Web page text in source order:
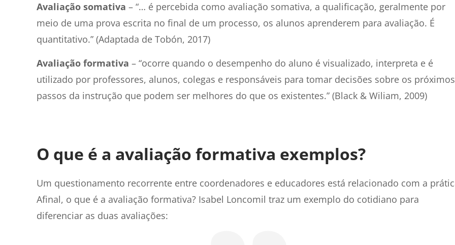
Avaliação somativa – “… é percebida como avaliação somativa, a qualificação, geralmente por
meio de uma prova escrita no final de um processo, os alunos aprenderem para avaliação. É
quantitativo.” (Adaptada de Tobón, 2017)
Avaliação formativa – “ocorre quando o desempenho do aluno é visualizado, interpreta e é
utilizado por professores, alunos, colegas e responsáveis para tomar decisões sobre os próximos
passos da instrução que podem ser melhores do que os existentes.” (Black & Wiliam, 2009)
O que é a avaliação formativa exemplos?
Um questionamento recorrente entre coordenadores e educadores está relacionado com a
Afinal, o que é a avaliação formativa? Isabel Loncomil traz um exemplo do cotidiano para
diferenciar as duas avaliações: